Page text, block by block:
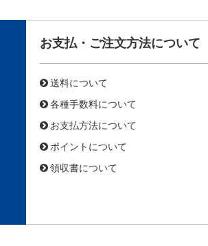
お支払・ご注文方法について
送料について
各種手数料について
お支払方法について
ポイントについて
領収書について